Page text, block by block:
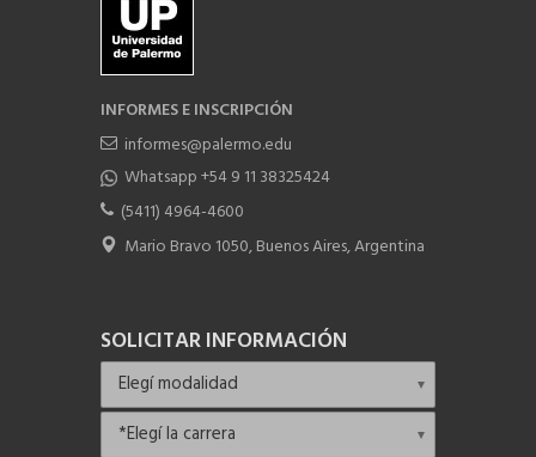
INFORMES E INSCRIPCIÓN
informes@palermo.edu
Whatsapp +54 9 11 38325424
(5411) 4964-4600
Mario Bravo 1050, Buenos Aires, Argentina
SOLICITAR INFORMACIÓN